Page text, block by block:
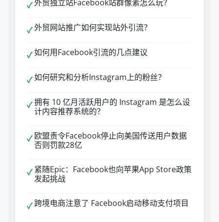
✓外贸独立站Facebook站群像素怎么玩？
✓外贸网站推广如何实现站外引流？
✓如何用Facebook引流的几点建议
✓如何研究和分析Instagram上的粉丝？
✓拥有 10 亿月活跃用户的 Instagram 是怎么设
计内容推荐系统的？
✓ 欧盟责令Facebook停止向美国传送用户数据
否则罚款28亿
✓ 紧随Epic：Facebook也向苹果App Store政策
发起挑战
✓ 跨境电商注意了 Facebook启动移动支付项目